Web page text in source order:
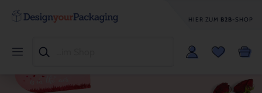
HIER ZUM B2B-SHOP